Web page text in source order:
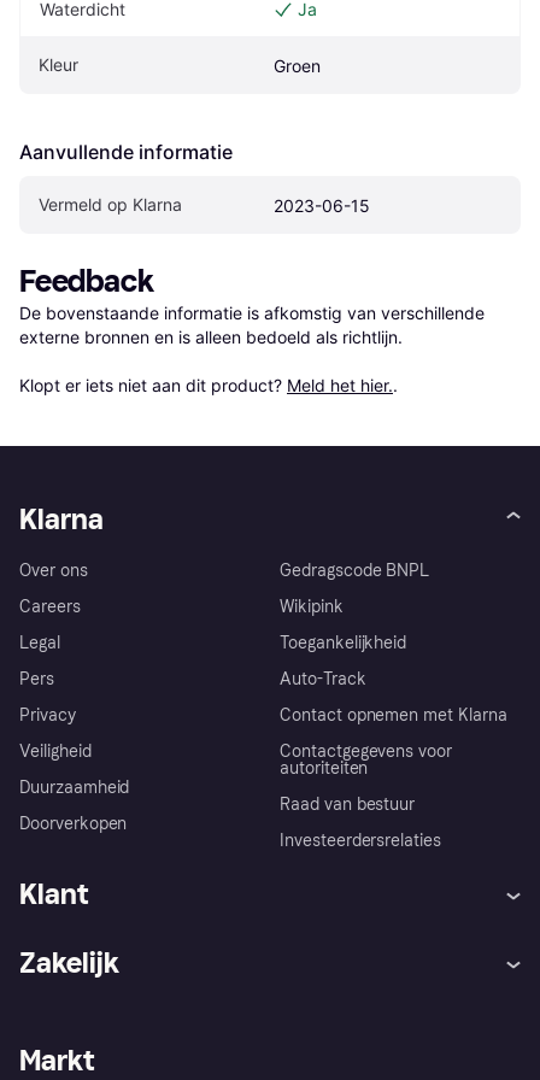
Waterdicht Ja
Kleur Groen
Aanvullende informatie
Vermeld op Klarna 2023-06-15
Feedback
De bovenstaande informatie is afkomstig van verschillende
externe bronnen en is alleen bedoeld als richtlijn.
Klopt er iets niet aan dit product? Meld het hier..
Klarna
Over ons
Careers
Legal
Pers
Privacy
Veiligheid
Duurzaamheid
Doorverkopen
Gedragscode BNPL
Wikipink
Toegankelijkheid
Auto-Track
Contact opnemen met Klarna
Contactgegevens voor
autoriteiten
Raad van bestuur
Investeerdersrelaties
Klant
Winkeloverzicht
Zakelijk
Zakelijke login
Markt